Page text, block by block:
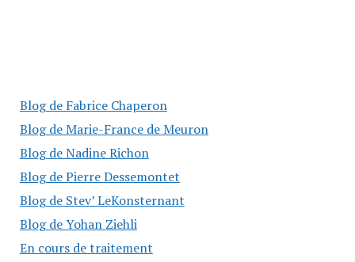
Blog de Fabrice Chaperon
Blog de Marie-France de Meuron
Blog de Nadine Richon
Blog de Pierre Dessemontet
Blog de Stev’ LeKonsternant
Blog de Yohan Ziehli
En cours de traitement